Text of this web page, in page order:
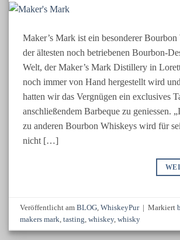
Maker’s Mark ist ein besonderer
der ältesten noch betriebenen Bourbon-
Welt, der Maker’s Mark Distillery in
noch immer von Hand hergestellt wird
hatten wir das Vergnügen ein exclusives
anschließendem Barbeque zu geniessen.
zu anderen Bourbon Whiskeys wird für
nicht […]
Veröffentlicht amBLOG,WhiskeyPur | Markiert
makers mark,tasting,whiskey,whisky